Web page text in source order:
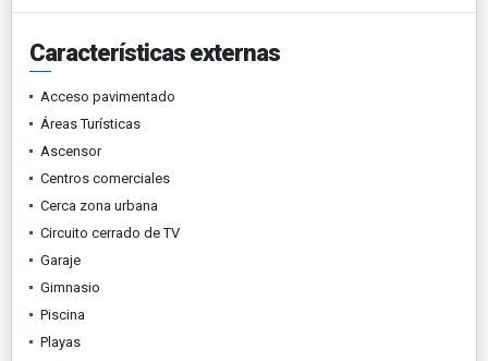
Características externas
Acceso pavimentado
Áreas Turísticas
Ascensor
Centros comerciales
Cerca zona urbana
Circuito cerrado de TV
Garaje
Gimnasio
Piscina
Playas